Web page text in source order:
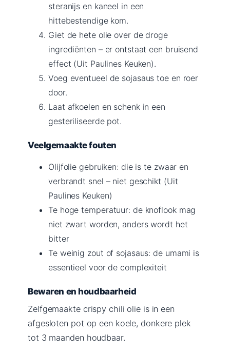
steranijs en kaneel in een
hittebestendige kom.
Giet de hete olie over de droge
ingrediënten – er ontstaat een bruisend
effect (Uit Paulines Keuken).
Voeg eventueel de sojasaus toe en roer
door.
Laat afkoelen en schenk in een
gesteriliseerde pot.
Veelgemaakte fouten
Olijfolie gebruiken: die is te zwaar en
verbrandt snel – niet geschikt (Uit
Paulines Keuken)
Te hoge temperatuur: de knoflook mag
niet zwart worden, anders wordt het
bitter
Te weinig zout of sojasaus: de umami is
essentieel voor de complexiteit
Bewaren en houdbaarheid
Zelfgemaakte crispy chili olie is in een
afgesloten pot op een koele, donkere plek
tot 3 maanden houdbaar.